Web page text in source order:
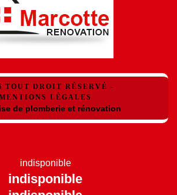
TOUT DROIT RÉSERVÉ -
LÉGALES
de plomberie et rénovation
indisponible
indisponible